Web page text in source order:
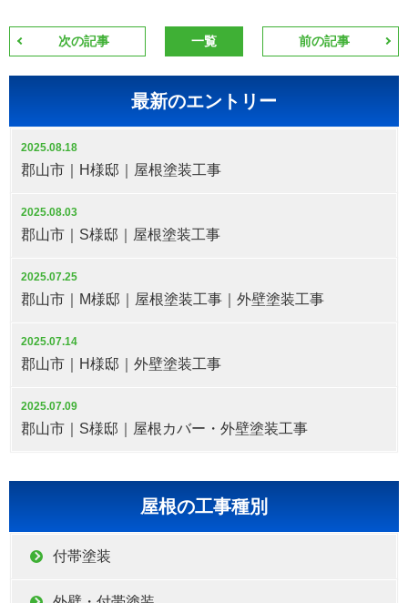
次の記事 一覧 前の記事
最新のエントリー
2025.08.18
郡山市｜H様邸｜屋根塗装工事
2025.08.03
郡山市｜S様邸｜屋根塗装工事
2025.07.25
郡山市｜M様邸｜屋根塗装工事｜外壁塗装工事
2025.07.14
郡山市｜H様邸｜外壁塗装工事
2025.07.09
郡山市｜S様邸｜屋根カバー・外壁塗装工事
屋根の工事種別
付帯塗装